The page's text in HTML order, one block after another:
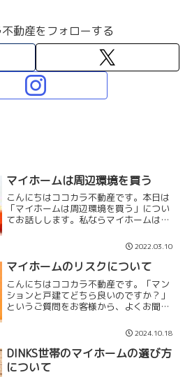
動産をフォローする
マイホームは周辺環境を買う
こんにちはココカラ不動産です。本日は
「マイホームは周辺環境を買う」につい
てお話しします。私ならマイホームは物
認して購入します。建物の築年数や性能
も大切かもしれませんが、日々の生活で
ストレスがないことや便利...
2022.03.10
マイホームのリスクについて
こんにちはココカラ不動産です。「マン
ションと戸建てどちら良いのですか？」
というご質問をお客様から、よくお聞き
のリスクがあると思っています。それは
「物件のリスク」と「生活のリスク」で
す。【物件のリスク】物件...
2024.10.18
DINKS世帯のマイホームの選び方
について